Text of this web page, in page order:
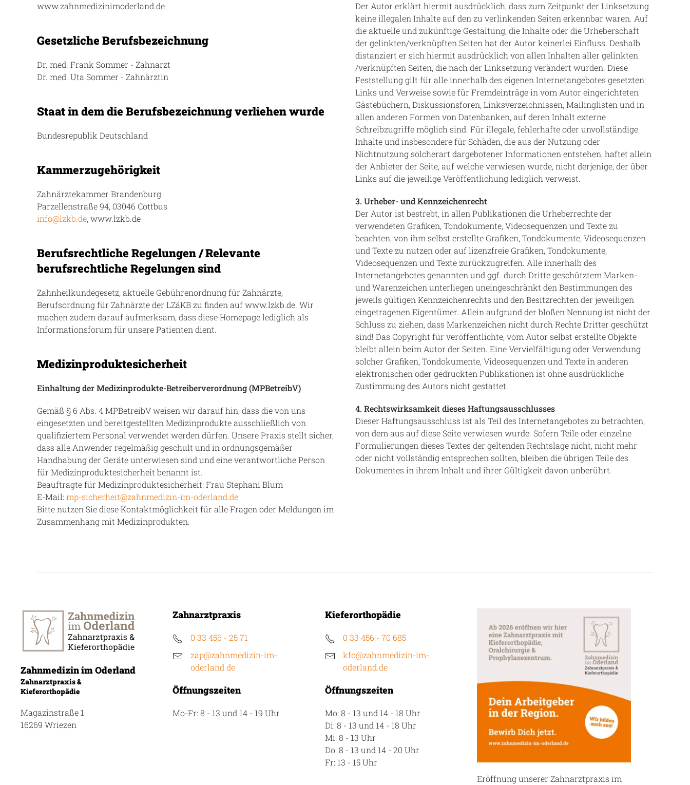
www.zahnmedizinimoderland.de
Gesetzliche Berufsbezeichnung
Dr. med. Frank Sommer - Zahnarzt
Dr. med. Uta Sommer - Zahnärztin
Staat in dem die Berufsbezeichnung verliehen wurde
Bundesrepublik Deutschland
Kammerzugehörigkeit
Zahnärztekammer Brandenburg
Parzellenstraße 94, 03046 Cottbus
info@lzkb.de, www.lzkb.de
Berufsrechtliche Regelungen / Relevante
berufsrechtliche Regelungen sind
Zahnheilkundegesetz, aktuelle Gebührenordnung für Zahnärzte,
Berufsordnung für Zahnärzte der LZäKB zu finden auf www.lzkb.de. Wir
machen zudem darauf aufmerksam, dass diese Homepage lediglich als
Informationsforum für unsere Patienten dient.
Medizinproduktesicherheit
Einhaltung der Medizinprodukte-Betreiberverordnung (MPBetreibV)
Gemäß § 6 Abs. 4 MPBetreibV weisen wir darauf hin, dass die von uns
eingesetzten und bereitgestellten Medizinprodukte ausschließlich von
qualifiziertem Personal verwendet werden dürfen. Unsere Praxis stellt sicher,
dass alle Anwender regelmäßig geschult und in ordnungsgemäßer
Handhabung der Geräte unterwiesen sind und eine verantwortliche Person
für Medizinproduktesicherheit benannt ist.
Beauftragte für Medizinproduktesicherheit: Frau Stephani Blum
E-Mail: mp-sicherheit@zahnmedizin-im-oderland.de
Bitte nutzen Sie diese Kontaktmöglichkeit für alle Fragen oder Meldungen im
Zusammenhang mit Medizinprodukten.
Der Autor erklärt hiermit ausdrücklich, dass zum Zeitpunkt der Linksetzung
keine illegalen Inhalte auf den zu verlinkenden Seiten erkennbar waren. Auf
die aktuelle und zukünftige Gestaltung, die Inhalte oder die Urheberschaft
der gelinkten/verknüpften Seiten hat der Autor keinerlei Einfluss. Deshalb
distanziert er sich hiermit ausdrücklich von allen Inhalten aller gelinkten
/verknüpften Seiten, die nach der Linksetzung verändert wurden. Diese
Feststellung gilt für alle innerhalb des eigenen Internetangebotes gesetzten
Links und Verweise sowie für Fremdeinträge in vom Autor eingerichteten
Gästebüchern, Diskussionsforen, Linksverzeichnissen, Mailinglisten und in
allen anderen Formen von Datenbanken, auf deren Inhalt externe
Schreibzugriffe möglich sind. Für illegale, fehlerhafte oder unvollständige
Inhalte und insbesondere für Schäden, die aus der Nutzung oder
Nichtnutzung solcherart dargebotener Informationen entstehen, haftet allein
der Anbieter der Seite, auf welche verwiesen wurde, nicht derjenige, der über
Links auf die jeweilige Veröffentlichung lediglich verweist.
3. Urheber- und Kennzeichenrecht
Der Autor ist bestrebt, in allen Publikationen die Urheberrechte der
verwendeten Grafiken, Tondokumente, Videosequenzen und Texte zu
beachten, von ihm selbst erstellte Grafiken, Tondokumente, Videosequenzen
und Texte zu nutzen oder auf lizenzfreie Grafiken, Tondokumente,
Videosequenzen und Texte zurückzugreifen. Alle innerhalb des
Internetangebotes genannten und ggf. durch Dritte geschütztem Marken-
und Warenzeichen unterliegen uneingeschränkt den Bestimmungen des
jeweils gültigen Kennzeichenrechts und den Besitzrechten der jeweiligen
eingetragenen Eigentümer. Allein aufgrund der bloßen Nennung ist nicht der
Schluss zu ziehen, dass Markenzeichen nicht durch Rechte Dritter geschützt
sind! Das Copyright für veröffentlichte, vom Autor selbst erstellte Objekte
bleibt allein beim Autor der Seiten. Eine Vervielfältigung oder Verwendung
solcher Grafiken, Tondokumente, Videosequenzen und Texte in anderen
elektronischen oder gedruckten Publikationen ist ohne ausdrückliche
Zustimmung des Autors nicht gestattet.
4. Rechtswirksamkeit dieses Haftungsausschlusses
Dieser Haftungsausschluss ist als Teil des Internetangebotes zu betrachten,
von dem aus auf diese Seite verwiesen wurde. Sofern Teile oder einzelne
Formulierungen dieses Textes der geltenden Rechtslage nicht, nicht mehr
oder nicht vollständig entsprechen sollten, bleiben die übrigen Teile des
Dokumentes in ihrem Inhalt und ihrer Gültigkeit davon unberührt.
Zahnmedizin im Oderland
Zahnarztpraxis &
Kieferorthopädie
Magazinstraße 1
16269 Wriezen
Zahnarztpraxis
0 33 456 - 25 71
zap@zahnmedizin-im-
oderland.de
Öffnungszeiten
Mo-Fr: 8 - 13 und 14 - 19 Uhr
Kieferorthopädie
0 33 456 - 70 685
kfo@zahnmedizin-im-
oderland.de
Öffnungszeiten
Mo: 8 - 13 und 14 - 18 Uhr
Di: 8 - 13 und 14 - 18 Uhr
Mi: 8 - 13 Uhr
Do: 8 - 13 und 14 - 20 Uhr
Fr: 13 - 15 Uhr
Eröffnung unserer Zahnarztpraxis im